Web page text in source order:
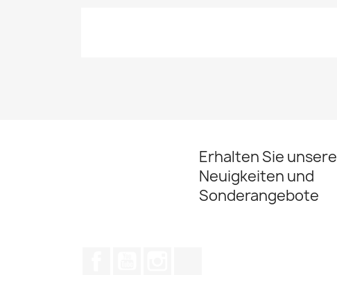
Erhalten Sie unsere
Neuigkeiten und
Sonderangebote